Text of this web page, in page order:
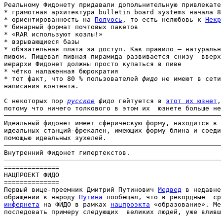
Реальному Фидонету придавали допольнительную
* грамотная архитектура bulletin board systems начала
* ориентированность на Полуось , то есть нелюбовь к
* бинарный формат почтовых пакетов
* «RAR используют козлы!»
* взрывающиеся базы
* обязательная плата за доступ. Как правило —
пивом. Пищевая пивная пирамида развивается снизу
иерархи Фидонет должны просто купаться в пиве
* чётко налаженная бюрократия
* тот факт, что 80 % пользователей фидо не имеют в
написания контента.
С некоторых пор русское фидо гейтуется в этот их юзнет ,
потому что ничего толкового в этом их  юзнете больше
Идеальный фидонет имеет сферическую форму, находится
идеальных станций-фрекален, имеющих форму блина и
помощью идеальных зухелей.
Внутренний Фидонет гипертекстов.
==============
НАЦПРОЕКТ ФИДО
==============
Первый вице-преемник Дмитрий Путинович Медвед в
обращении к народу Путина
инфернета на ФИДО в рамках нацпроэкта «образование».
последовать примеру следующих  великих людей, уже